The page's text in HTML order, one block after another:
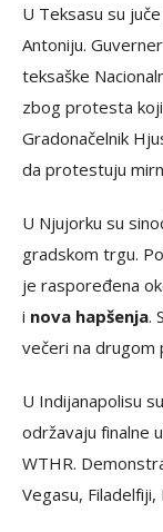
U Teksasu su
Antoniju.
teksaške
zbog protesta
Gradonačelnik
da protestuju
U Njujorku su
gradskom trgu.
je raspoređena
i nova hapšenja.
večeri na drugom
U Indijanapolisu
održavaju finalne
WTHR.
Vegasu,